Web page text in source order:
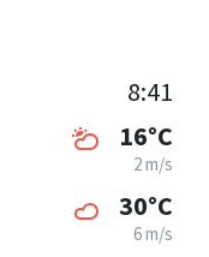
8:41
16°C
2 m/s
30°C
6 m/s